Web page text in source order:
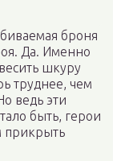
броня
Да. Именно
шкуру
труднее, чем
ведь эти
быть, герои
прикрыть